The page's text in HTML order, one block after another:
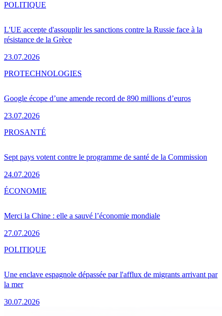
L'UE accepte d'assouplir les sanctions contre la Russie face à la
résistance de la Grèce
23.07.2026
POLITIQUE
Google écope d’une amende record de 890 millions d’euros
23.07.2026
PROTECHNOLOGIES
Sept pays votent contre le programme de santé de la Commission
24.07.2026
PROSANTÉ
Merci la Chine : elle a sauvé l’économie mondiale
27.07.2026
ÉCONOMIE
Une enclave espagnole dépassée par l'afflux de migrants arrivant par
la mer
30.07.2026
POLITIQUE